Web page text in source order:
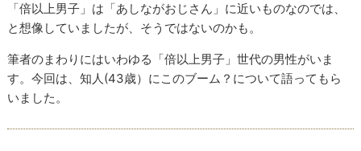
「倍以上男子」は「あしながおじさん」に近いものなのでは、
と想像していましたが、そうではないのかも。
筆者のまわりにはいわゆる「倍以上男子」世代の男性がいま
す。今回は、知人(43歳）にこのブーム？について語ってもら
いました。